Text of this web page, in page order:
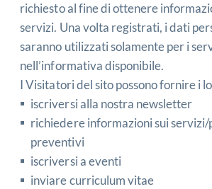
richiesto al fine di ottenere
servizi. Una volta registrati, i dati
saranno utilizzati solamente per i
nell’informativa disponibile.
I Visitatori del sito possono fornire i
iscriversi alla nostra newsletter
richiedere informazioni sui
preventivi
iscriversi a eventi
inviare curriculum vitae